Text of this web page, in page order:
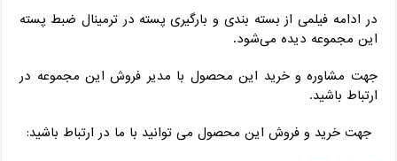
در ادامه فیلمی از بسته بندی و بارگیری پسته در ترمینال ضبط پسته
این مجموعه دیده می‌شود.
جهت مشاوره و خرید این محصول با مدیر فروش این مجموعه در
ارتباط باشید.
جهت خرید و فروش این محصول می توانید با ما در ارتباط باشید: